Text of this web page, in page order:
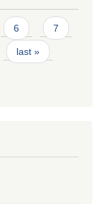
6 7
last »